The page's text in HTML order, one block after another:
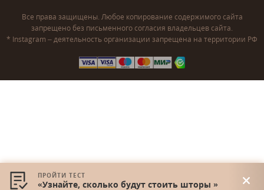
Все права защищены. Любое копирование содержимого сайта
запрещено без письменного согласия владельцев сайта.
* Instagram – деятельность организации запрещена на территории РФ
ПРОЙТИ ТЕСТ
«Узнайте, сколько будут стоить шторы »